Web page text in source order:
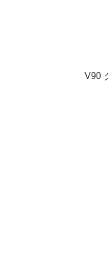
V90